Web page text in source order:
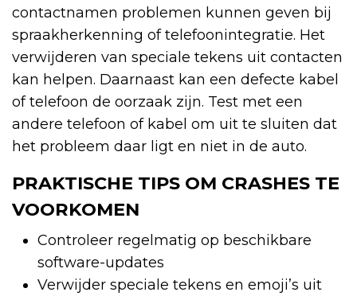
contactnamen problemen kunnen geven bij
spraakherkenning of telefoonintegratie. Het
verwijderen van speciale tekens uit contacten
kan helpen. Daarnaast kan een defecte kabel
of telefoon de oorzaak zijn. Test met een
andere telefoon of kabel om uit te sluiten dat
het probleem daar ligt en niet in de auto.
PRAKTISCHE TIPS OM CRASHES TE
VOORKOMEN
Controleer regelmatig op beschikbare
software-updates
Verwijder speciale tekens en emoji’s uit